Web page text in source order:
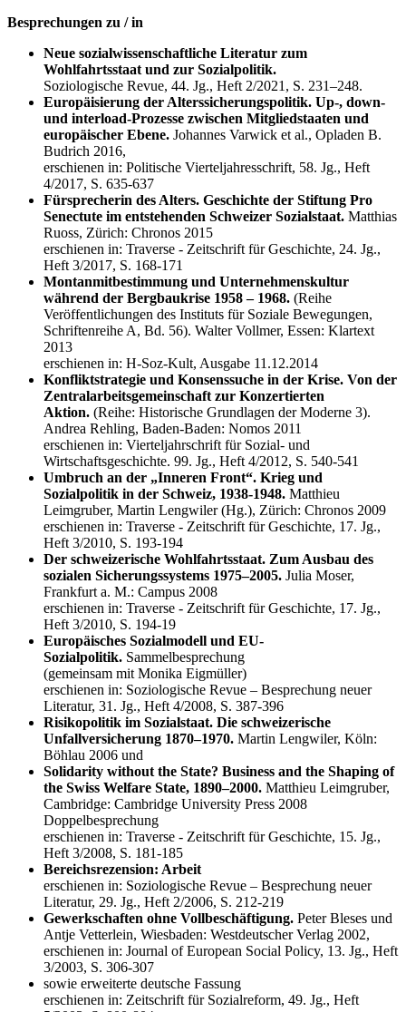
Besprechungen zu / in
Neue sozialwissenschaftliche Literatur zum
Wohlfahrtsstaat und zur Sozialpolitik.
Soziologische Revue, 44. Jg., Heft 2/2021, S. 231–248.
Europäisierung der Alterssicherungspolitik. Up-, down-
und interload-Prozesse zwischen Mitgliedstaaten und
europäischer Ebene. Johannes Varwick et al., Opladen B.
Budrich 2016,
erschienen in: Politische Vierteljahresschrift, 58. Jg., Heft
4/2017, S. 635-637
Fürsprecherin des Alters. Geschichte der Stiftung Pro
Senectute im entstehenden Schweizer Sozialstaat. Matthias
Ruoss, Zürich: Chronos 2015
erschienen in: Traverse - Zeitschrift für Geschichte, 24. Jg.,
Heft 3/2017, S. 168-171
Montanmitbestimmung und Unternehmenskultur
während der Bergbaukrise 1958 – 1968. (Reihe
Veröffentlichungen des Instituts für Soziale Bewegungen,
Schriftenreihe A, Bd. 56). Walter Vollmer, Essen: Klartext
2013
erschienen in: H-Soz-Kult, Ausgabe 11.12.2014
Konfliktstrategie und Konsenssuche in der Krise. Von der
Zentralarbeitsgemeinschaft zur Konzertierten
Aktion. (Reihe: Historische Grundlagen der Moderne 3).
Andrea Rehling, Baden-Baden: Nomos 2011
erschienen in: Vierteljahrschrift für Sozial- und
Wirtschaftsgeschichte. 99. Jg., Heft 4/2012, S. 540-541
Umbruch an der „Inneren Front“. Krieg und
Sozialpolitik in der Schweiz, 1938-1948. Matthieu
Leimgruber, Martin Lengwiler (Hg.), Zürich: Chronos 2009
erschienen in: Traverse - Zeitschrift für Geschichte, 17. Jg.,
Heft 3/2010, S. 193-194
Der schweizerische Wohlfahrtsstaat. Zum Ausbau des
sozialen Sicherungssystems 1975–2005. Julia Moser,
Frankfurt a. M.: Campus 2008
erschienen in: Traverse - Zeitschrift für Geschichte, 17. Jg.,
Heft 3/2010, S. 194-19
Europäisches Sozialmodell und EU-
Sozialpolitik. Sammelbesprechung
(gemeinsam mit Monika Eigmüller)
erschienen in: Soziologische Revue – Besprechung neuer
Literatur, 31. Jg., Heft 4/2008, S. 387-396
Risikopolitik im Sozialstaat. Die schweizerische
Unfallversicherung 1870–1970. Martin Lengwiler, Köln:
Böhlau 2006 und
Solidarity without the State? Business and the Shaping of
the Swiss Welfare State, 1890–2000. Matthieu Leimgruber,
Cambridge: Cambridge University Press 2008
Doppelbesprechung
erschienen in: Traverse - Zeitschrift für Geschichte, 15. Jg.,
Heft 3/2008, S. 181-185
Bereichsrezension: Arbeit
erschienen in: Soziologische Revue – Besprechung neuer
Literatur, 29. Jg., Heft 2/2006, S. 212-219
Gewerkschaften ohne Vollbeschäftigung. Peter Bleses und
Antje Vetterlein, Wiesbaden: Westdeutscher Verlag 2002,
erschienen in: Journal of European Social Policy, 13. Jg., Heft
3/2003, S. 306-307
sowie erweiterte deutsche Fassung
erschienen in: Zeitschrift für Sozialreform, 49. Jg., Heft